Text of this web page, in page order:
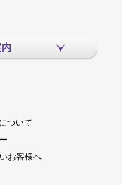
ついて
お客様へ